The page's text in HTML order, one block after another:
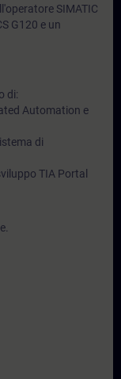
SIMATIC
G120 e un
di:
Automation e
di
TIA Portal